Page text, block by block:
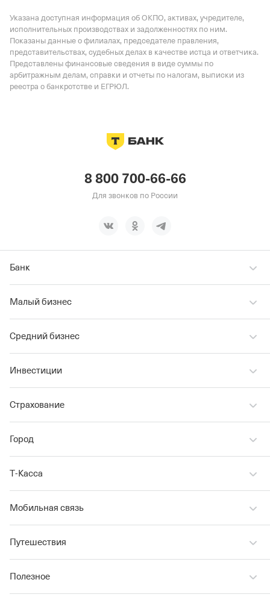
Указана доступная информация об ОКПО, активах, учредителе,
исполнительных производствах и задолженностях по ним.
Показаны данные о филиалах, председателе правления,
представительствах, судебных делах в качестве истца и ответчика.
Представлены финансовые сведения в виде суммы по
арбитражным делам, справки и отчеты по налогам, выписки из
реестра о банкротстве и ЕГРЮЛ.
8 800 700-66-66
Для звонков по России
Банк
Малый бизнес
Средний бизнес
Инвестиции
Страхование
Город
Т‑Касса
Мобильная связь
Путешествия
Полезное